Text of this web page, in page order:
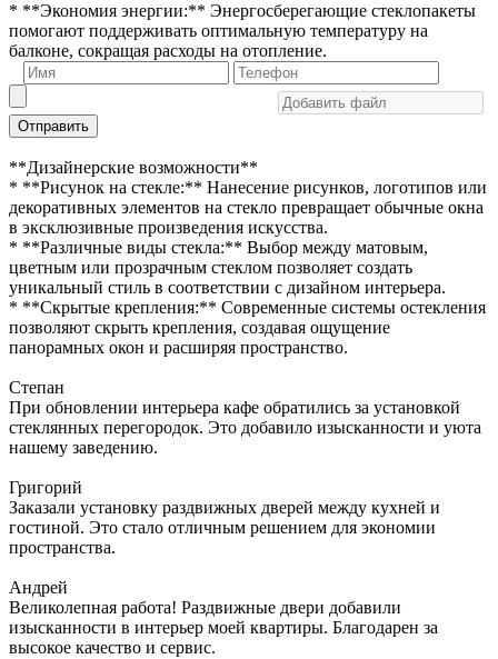
* **Экономия энергии:** Энергосберегающие стеклопакеты
помогают поддерживать оптимальную температуру на
балконе, сокращая расходы на отопление.
Отправить
**Дизайнерские возможности**
* **Рисунок на стекле:** Нанесение рисунков, логотипов или
декоративных элементов на стекло превращает обычные окна
в эксклюзивные произведения искусства.
* **Различные виды стекла:** Выбор между матовым,
цветным или прозрачным стеклом позволяет создать
уникальный стиль в соответствии с дизайном интерьера.
* **Скрытые крепления:** Современные системы остекления
позволяют скрыть крепления, создавая ощущение
панорамных окон и расширяя пространство.
Степан
При обновлении интерьера кафе обратились за установкой
стеклянных перегородок. Это добавило изысканности и уюта
нашему заведению.
Григорий
Заказали установку раздвижных дверей между кухней и
гостиной. Это стало отличным решением для экономии
пространства.
Андрей
Великолепная работа! Раздвижные двери добавили
изысканности в интерьер моей квартиры. Благодарен за
высокое качество и сервис.